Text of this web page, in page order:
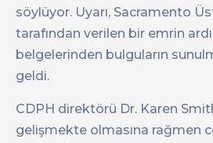
söylüyor. Uyarı, Sacramento
tarafından verilen bir emrin
belgelerinden bulguların
geldi.
CDPH direktörü Dr. Karen
gelişmekte olmasına rağmen